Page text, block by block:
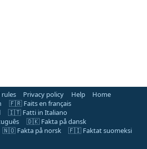
rules Privacy policy Help
Home
🇫🇷 Faits en français
🇮🇹 Fatti in Italiano
🇩🇰 Fakta på dansk
🇳🇴 Fakta på norsk
🇫🇮 Faktat suomeksi